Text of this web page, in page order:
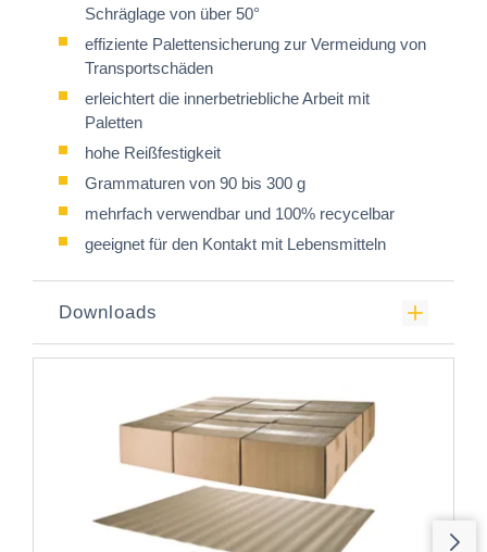
Schräglage von über 50°
effiziente Palettensicherung zur Vermeidung von
Transportschäden
erleichtert die innerbetriebliche Arbeit mit
Paletten
hohe Reißfestigkeit
Grammaturen von 90 bis 300 g
mehrfach verwendbar und 100% recycelbar
geeignet für den Kontakt mit Lebensmitteln
Downloads